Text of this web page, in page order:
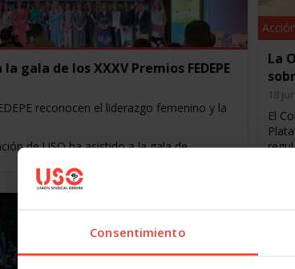
Consentimiento
La
18
El
gala de los XXXV Premios FEDEPE
reconocen el liderazgo femenino y la
de USO ha asistido a la gala de…